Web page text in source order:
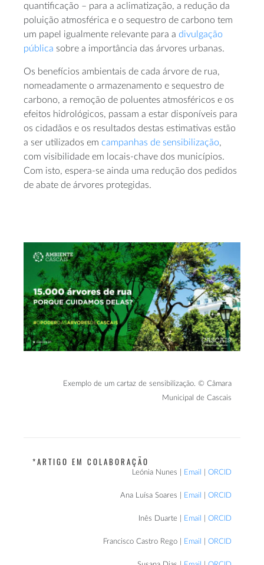
quantificação – para a aclimatização, a redução da
poluição atmosférica e o sequestro de carbono tem
um papel igualmente relevante para a divulgação
pública sobre a importância das árvores urbanas.
Os benefícios ambientais de cada árvore de rua,
nomeadamente o armazenamento e sequestro de
carbono, a remoção de poluentes atmosféricos e os
efeitos hidrológicos, passam a estar disponíveis para
os cidadãos e os resultados destas estimativas estão
a ser utilizados em campanhas de sensibilização,
com visibilidade em locais-chave dos municípios.
Com isto, espera-se ainda uma redução dos pedidos
de abate de árvores protegidas.
Exemplo de um cartaz de sensibilização. © Câmara
Municipal de Cascais
*ARTIGO EM COLABORAÇÃO
Leónia Nunes | Email ORCID
Ana Luísa Soares | Email ORCID
Inês Duarte | Email ORCID
Francisco Castro Rego | Email ORCID